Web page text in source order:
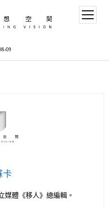
09
卡
媒體《移人》總編輯。